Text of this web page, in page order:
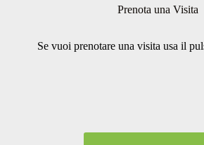
Prenota una Visita
Se vuoi prenotare una visita usa il